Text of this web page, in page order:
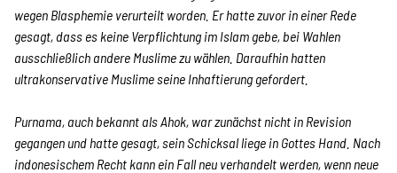
SPENDEN
Über uns
wegen Blasphemie verurteilt worden. Er hatte zuvor in einer Rede
gesagt, dass es keine Verpflichtung im Islam gebe, bei Wahlen
ausschließlich andere Muslime zu wählen. Daraufhin hatten
ultrakonservative Muslime seine Inhaftierung gefordert.
Purnama, auch bekannt als Ahok, war zunächst nicht in Revision
gegangen und hatte gesagt, sein Schicksal liege in Gottes Hand. Nach
indonesischem Recht kann ein Fall neu verhandelt werden, wenn neue